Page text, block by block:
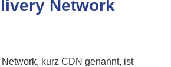
Network
kurz CDN genannt, ist